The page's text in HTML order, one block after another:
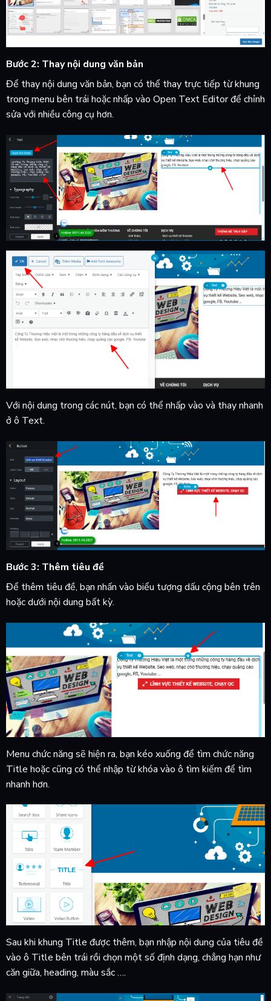
Bước 2: Thay nội dung văn bản
Để thay nội dung văn bản, bạn có thể thay trực tiếp từ khung
trong menu bên trái hoặc nhấp vào Open Text Editor để chỉnh
sửa với nhiều công cụ hơn.
Với nội dung trong các nút, bạn có thể nhấp vào và thay nhanh
ở ô Text.
Bước 3: Thêm tiêu đề
Để thêm tiêu đề, bạn nhấn vào biểu tượng dấu cộng bên trên
hoặc dưới nội dung bất kỳ.
Menu chức năng sẽ hiện ra, bạn kéo xuống để tìm chức năng
Title hoặc cũng có thể nhập từ khóa vào ô tìm kiếm để tìm
nhanh hơn.
Sau khi khung Title được thêm, bạn nhập nội dung của tiêu đề
vào ô Title bên trái rồi chọn một số định dạng, chẳng hạn như
căn giữa, heading, màu sắc ….